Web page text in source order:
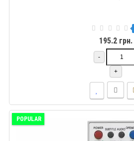
195.2 грн.
-
+
POPULAR